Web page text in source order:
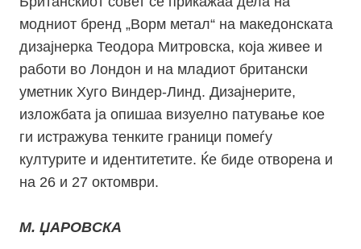
модниот бренд „Ворм метал“ на македонската
дизајнерка Теодора Митровска, која живее и
работи во Лондон и на младиот британски
уметник Хуго Виндер-Линд. Дизајнерите,
изложбата ја опишаа визуелно патување кое
ги истражува тенките граници помеѓу
културите и идентитетите. Ќе биде отворена и
на 26 и 27 октомври.
М. ЏАРОВСКА